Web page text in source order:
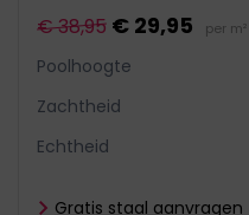
€ 38,95 € 29,95 per m²
Poolhoogte
Zachtheid
Echtheid
Gratis staal aanvragen